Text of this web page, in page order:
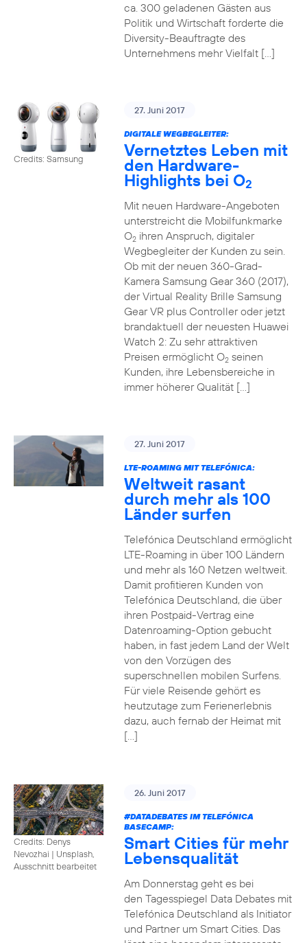
ca. 300 geladenen Gästen aus
Politik und Wirtschaft forderte die
Diversity-Beauftragte des
Unternehmens mehr Vielfalt […]
Credits: Samsung
27. Juni 2017
DIGITALE WEGBEGLEITER:
Vernetztes Leben mit
den Hardware-
Highlights bei O2
Mit neuen Hardware-Angeboten
unterstreicht die Mobilfunkmarke
O2ihren Anspruch, digitaler
Wegbegleiter der Kunden zu sein.
Ob mit der neuen 360-Grad-
Kamera Samsung Gear 360 (2017),
der Virtual Reality Brille Samsung
Gear VR plus Controller oder jetzt
brandaktuell der neuesten Huawei
Watch 2: Zu sehr attraktiven
Preisen ermöglicht O2seinen
Kunden, ihre Lebensbereiche in
immer höherer Qualität […]
27. Juni 2017
LTE-ROAMING MIT TELEFÓNICA:
Weltweit rasant
durch mehr als 100
Länder surfen
Telefónica Deutschland ermöglicht
LTE-Roaming in über 100 Ländern
und mehr als 160 Netzen weltweit.
Damit profitieren Kunden von
Telefónica Deutschland, die über
ihren Postpaid-Vertrag eine
Datenroaming-Option gebucht
haben, in fast jedem Land der Welt
von den Vorzügen des
superschnellen mobilen Surfens.
Für viele Reisende gehört es
heutzutage zum Ferienerlebnis
dazu, auch fernab der Heimat mit
[…]
Credits: Denys
Nevozhai | Unsplash,
Ausschnitt bearbeitet
26. Juni 2017
#DATADEBATESIM TELEFÓNICA
BASECAMP:
Smart Cities für mehr
Lebensqualität
Am Donnerstag geht es bei
den Tagesspiegel Data Debates mit
Telefónica Deutschland als Initiator
und Partner um Smart Cities. Das